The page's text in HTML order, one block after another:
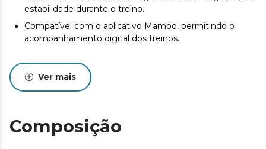
estabilidade durante o treino.
Compatível com o aplicativo Mambo, permitindo o
acompanhamento digital dos treinos.
Ver mais
Composição